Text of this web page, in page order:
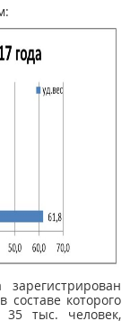
составе которого
тыс. человек,